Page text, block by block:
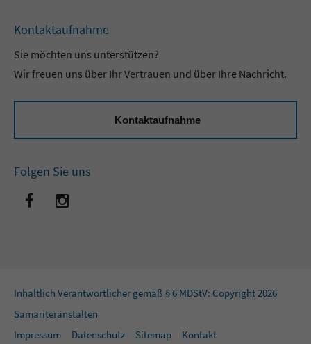
Kontaktaufnahme
Sie möchten uns unterstützen?
Wir freuen uns über Ihr Vertrauen und über Ihre Nachricht.
Kontaktaufnahme
Folgen Sie uns
Inhaltlich Verantwortlicher gemäß § 6 MDStV: Copyright 2026
Samariteranstalten
Impressum
Datenschutz Sitemap Kontakt